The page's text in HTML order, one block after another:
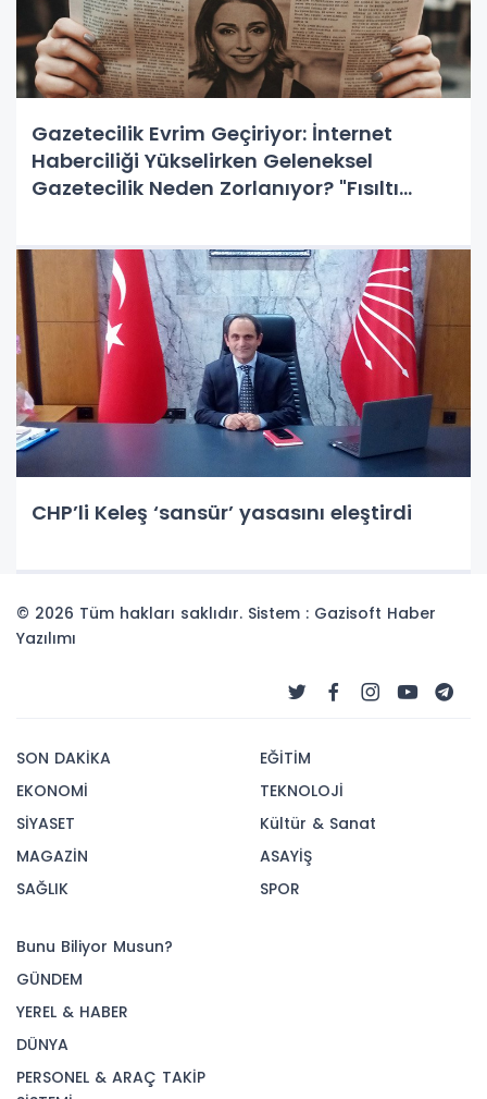
Gazetecilik Evrim Geçiriyor: İnternet
Haberciliği Yükselirken Geleneksel
Gazetecilik Neden Zorlanıyor? "Fısıltı
CHP’li Keleş ‘sansür’ yasasını eleştirdi
© 2026 Tüm hakları saklıdır. Sistem : Gazisoft Haber
Yazılımı
SON DAKİKA
EKONOMİ
SİYASET
MAGAZİN
SAĞLIK
EĞİTİM
TEKNOLOJİ
Kültür & Sanat
ASAYİŞ
SPOR
Bunu Biliyor Musun?
GÜNDEM
YEREL & HABER
DÜNYA
PERSONEL & ARAÇ TAKİP